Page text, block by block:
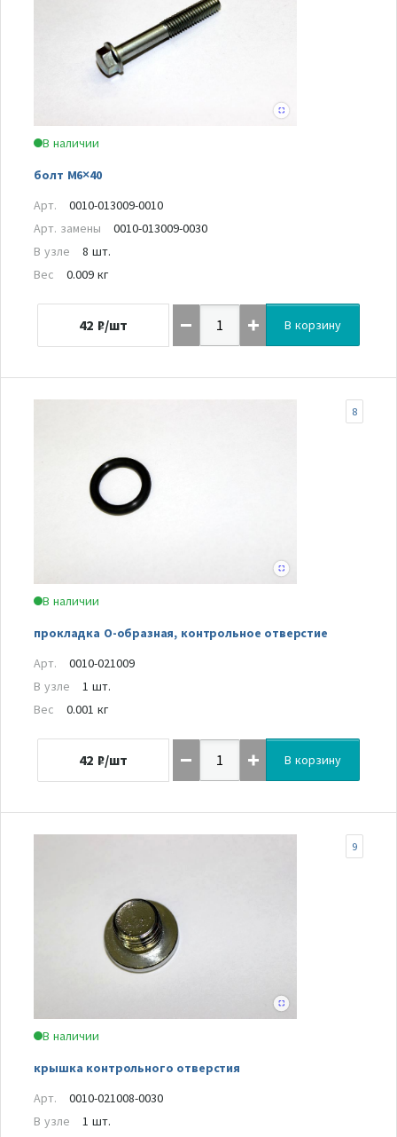
В наличии
болт M6×40
Арт.
0010-013009-0010
Арт. замены
0010-013009-0030
В узле
8 шт.
Вес
0.009 кг
42 ₽/шт В корзину
В наличии
прокладка О-образная, контрольное отверстие
8
Арт.
0010-021009
В узле
1 шт.
Вес
0.001 кг
42 ₽/шт В корзину
В наличии
крышка контрольного отверстия
9
Арт.
0010-021008-0030
В узле
1 шт.